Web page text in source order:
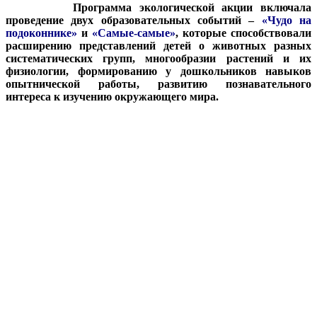
Программа экологической акции включала
проведение двух образовательных событий – «Чудо на
подоконнике» и «Самые-самые», которые способствовали
расширению представлений детей о животных разных
систематических групп, многообразии растений и их
физиологии, формированию у дошкольников навыков
опытнической работы, развитию познавательного
интереса к изучению окружающего мира.